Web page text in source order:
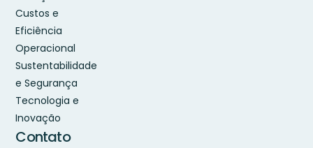
Custos e
Eficiência
Operacional
Sustentabilidade
e Segurança
Tecnologia e
Inovação
Contato